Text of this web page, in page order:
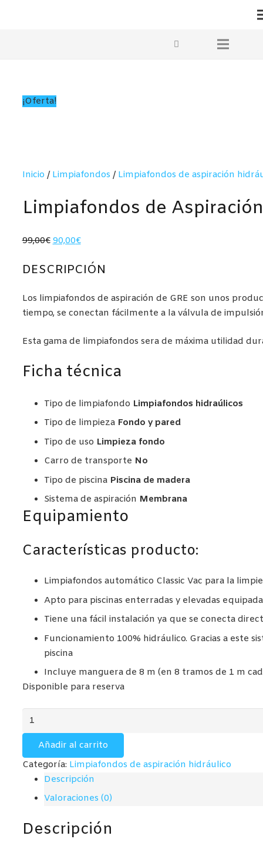
¡Oferta!
Inicio / Limpiafondos / Limpiafondos de aspiración
Limpiafondos de
99,00€ El
original
99,00€.
90,00€El
actual
90,00€.
DESCRIPCIÓN
Los limpiafondos de aspiración de GRE son unos
tiempo, se conectan fácilmente a la válvula de
Esta gama de limpiafondos sera de máxima utilidad
Ficha técnica
Tipo de limpiafondo Limpiafondos hidraúlicos
Tipo de limpieza Fondo y pared
Tipo de uso Limpieza fondo
Carro de transporte No
Tipo de piscina Piscina de madera
Sistema de aspiración Membrana
Equipamiento
Características producto:
Limpiafondos automático Classic Vac para la
Apto para piscinas enterradas y elevadas
Tiene una fácil instalación ya que se conecta
Funcionamiento 100% hidráulico. Gracias a este
piscina
Incluye manguera de 8 m (en 8 tramos de 1 m
Disponible para reserva
Limpiafondos
Aspiración
Hidráulicos
CLASSIC
(19001)
Añadir al carrito
Categoría: Limpiafondos de aspiración hidráulico
Descripción
Valoraciones (0)
Descripción